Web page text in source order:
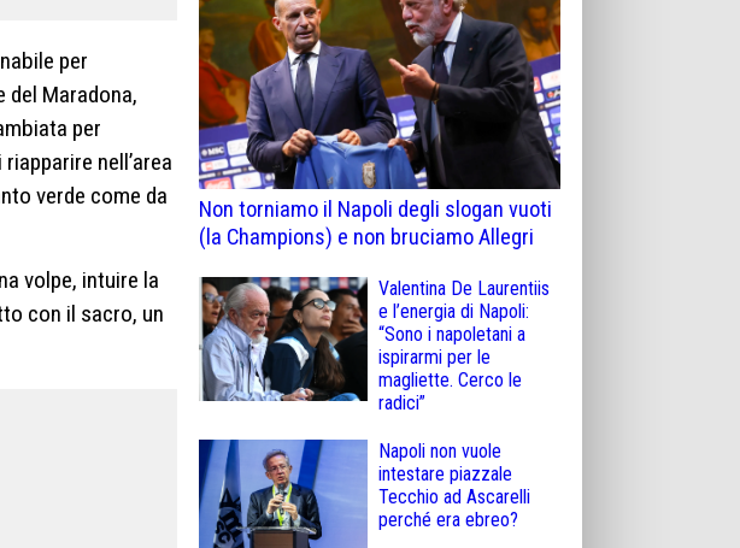
per
del Maradona,
per
nell’area
verde come da
volpe, intuire la
con il sacro, un
Non torniamo il Napoli degli slogan vuoti
(la Champions) e non bruciamo Allegri
Valentina De Laurentiis
e l’energia di Napoli:
“Sono i napoletani a
ispirarmi per le
magliette. Cerco le
radici”
Napoli non vuole
intestare piazzale
Tecchio ad Ascarelli
perché era ebreo?